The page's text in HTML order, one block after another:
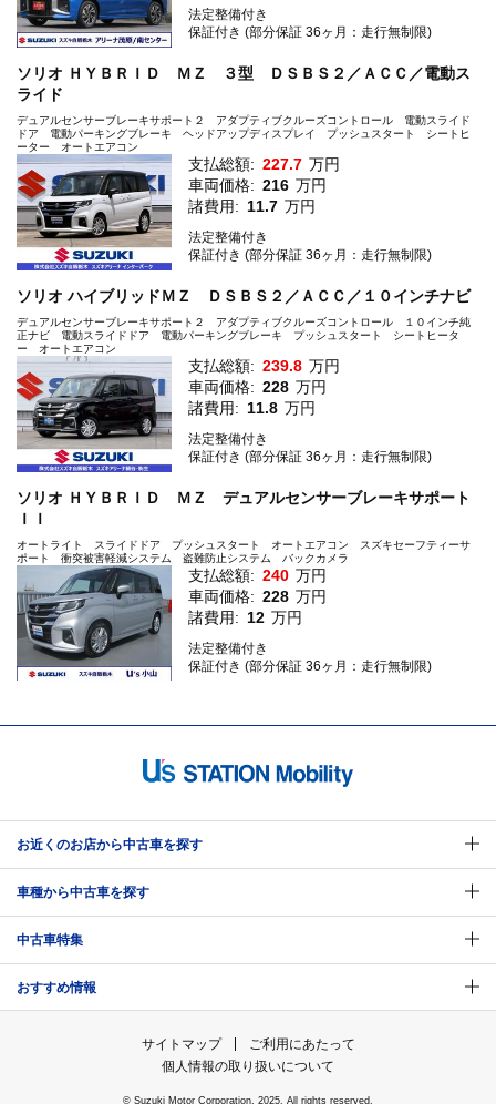
法定整備付き
保証付き (部分保証 36ヶ月：走行無制限)
ソリオ ＨＹＢＲＩＤ ＭＺ ３型 ＤＳＢＳ２／ＡＣＣ／電動ス
ライド
デュアルセンサーブレーキサポート２ アダプティブクルーズコントロール 電動スライド
ドア 電動パーキングブレーキ ヘッドアップディスプレイ プッシュスタート シートヒ
ーター オートエアコン
支払総額: 227.7 万円
車両価格: 216 万円
諸費用: 11.7 万円
法定整備付き
保証付き (部分保証 36ヶ月：走行無制限)
ソリオ ハイブリッドＭＺ ＤＳＢＳ２／ＡＣＣ／１０インチナビ
デュアルセンサーブレーキサポート２ アダプティブクルーズコントロール １０インチ純
正ナビ 電動スライドドア 電動パーキングブレーキ プッシュスタート シートヒータ
ー オートエアコン
支払総額: 239.8 万円
車両価格: 228 万円
諸費用: 11.8 万円
法定整備付き
保証付き (部分保証 36ヶ月：走行無制限)
ソリオ ＨＹＢＲＩＤ ＭＺ デュアルセンサーブレーキサポート
ＩＩ
オートライト スライドドア プッシュスタート オートエアコン スズキセーフティーサ
ポート 衝突被害軽減システム 盗難防止システム バックカメラ
支払総額: 240 万円
車両価格: 228 万円
諸費用: 12 万円
法定整備付き
保証付き (部分保証 36ヶ月：走行無制限)
お近くのお店から中古車を探す
車種から中古車を探す
中古車特集
おすすめ情報
サイトマップ
ご利用にあたって
個人情報の取り扱いについて
© Suzuki Motor Corporation, 2025. All rights reserved.